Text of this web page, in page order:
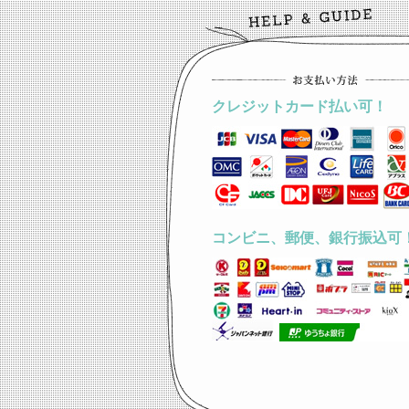
クレジットカード払い可！
コンビニ、郵便、銀行振込可